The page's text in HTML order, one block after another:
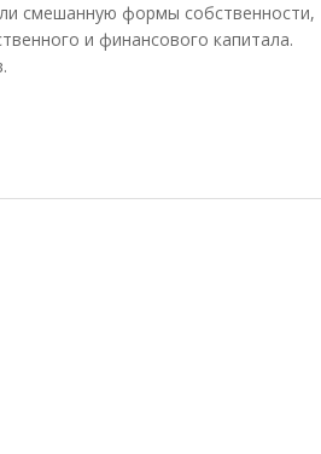
смешанную формы собственности,
и финансового капитала.